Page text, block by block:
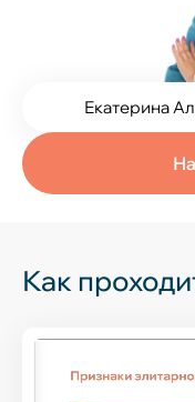
Екатерина
Как